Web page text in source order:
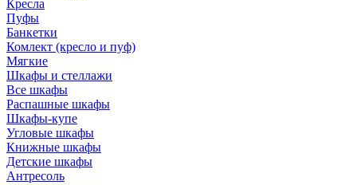
Кресла
Пуфы
Банкетки
Комлект (кресло и пуф)
Мягкие
Шкафы и стеллажи
Все шкафы
Распашные шкафы
Шкафы-купе
Угловые шкафы
Книжные шкафы
Детские шкафы
Антресоль